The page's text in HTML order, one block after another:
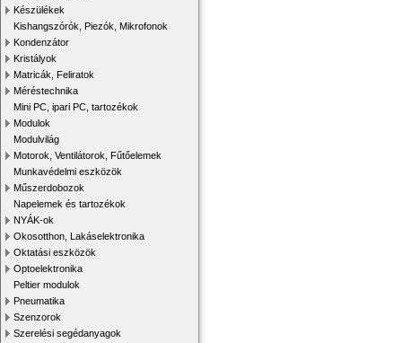
Készülékek
Kishangszórók, Piezók, Mikrofonok
Kondenzátor
Kristályok
Matricák, Feliratok
Méréstechnika
Mini PC, ipari PC, tartozékok
Modulok
Modulvilág
Motorok, Ventilátorok, Fűtőelemek
Munkavédelmi eszközök
Műszerdobozok
Napelemek és tartozékok
NYÁK-ok
Okosotthon, Lakáselektronika
Oktatási eszközök
Optoelektronika
Peltier modulok
Pneumatika
Szenzorok
Szerelési segédanyagok